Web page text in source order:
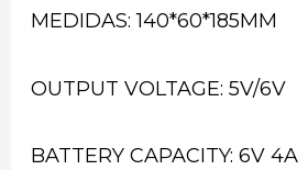
MEDIDAS: 140*60*185MM
OUTPUT VOLTAGE: 5V/6V
BATTERY CAPACITY: 6V 4A